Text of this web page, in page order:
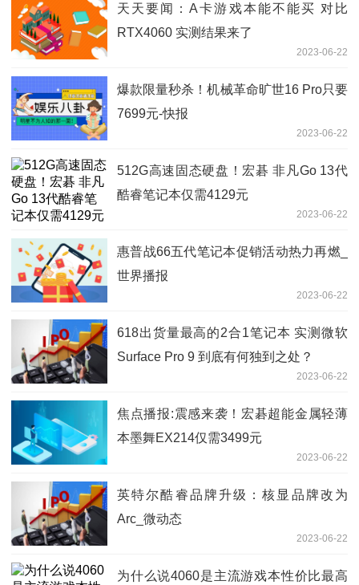
天天要闻：A卡游戏本能不能买 对比
RTX4060 实测结果来了
2023-06-22
爆款限量秒杀！机械革命旷世16 Pro只要
7699元-快报
2023-06-22
512G高速固态硬盘！宏碁 非凡Go 13代
酷睿笔记本仅需4129元
2023-06-22
惠普战66五代笔记本促销活动热力再燃_
世界播报
2023-06-22
618出货量最高的2合1笔记本 实测微软
Surface Pro 9 到底有何独到之处？
2023-06-22
焦点播报:震感来袭！宏碁超能金属轻薄
本墨舞EX214仅需3499元
2023-06-22
英特尔酷睿品牌升级：核显品牌改为
Arc_微动态
2023-06-22
为什么说4060是主流游戏本性价比最高